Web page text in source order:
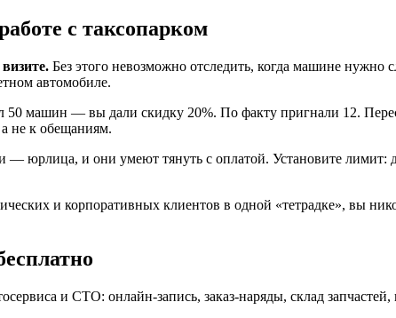
с таксопарком
Без этого невозможно отследить, когда машине нужно
автомобиле.
50 машин — вы дали скидку 20%. По факту пригнали 12.
не к обещаниям.
— юрлица, и они умеют тянуть с оплатой. Установите
и корпоративных клиентов в одной «тетрадке», вы
и СТО: онлайн-запись, заказ-наряды, склад запчастей,